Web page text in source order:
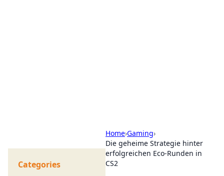
Home›Gaming›
Die geheime Strategie hinter
erfolgreichen Eco-Runden in
CS2
Categories